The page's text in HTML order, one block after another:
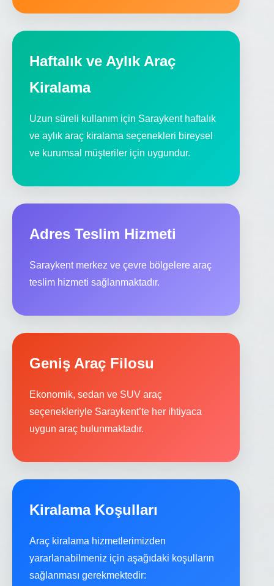
Haftalık ve Aylık Araç
Kiralama
Uzun süreli kullanım için Saraykent haftalık
ve aylık araç kiralama seçenekleri bireysel
ve kurumsal müşteriler için uygundur.
Adres Teslim Hizmeti
Saraykent merkez ve çevre bölgelere araç
teslim hizmeti sağlanmaktadır.
Geniş Araç Filosu
Ekonomik, sedan ve SUV araç
seçenekleriyle Saraykent’te her ihtiyaca
uygun araç bulunmaktadır.
Kiralama Koşulları
Araç kiralama hizmetlerimizden
yararlanabilmeniz için aşağıdaki koşulların
sağlanması gerekmektedir: